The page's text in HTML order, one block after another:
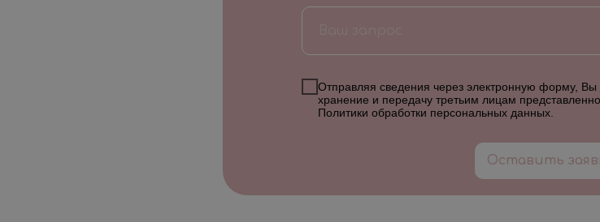
Отправляя сведения через электронную форму, Вы
хранение и передачу третьим лицам
Политики обработки персональных данных.
Оставить